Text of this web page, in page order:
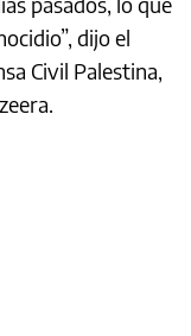
dijo el
Civil Palestina,